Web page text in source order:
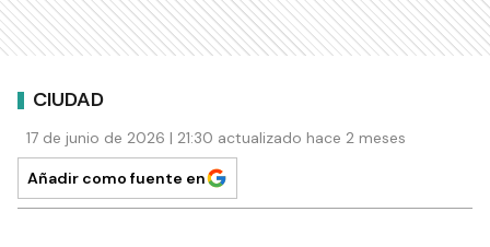
CIUDAD
17 de junio de 2026 | 21:30 actualizado hace 2 meses
Añadir como fuente en